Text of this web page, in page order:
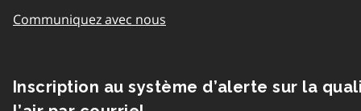
Communiquez avec nous
Inscription au système d’alerte sur la